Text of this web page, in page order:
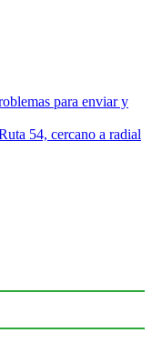
para enviar y
54, cercano a radial